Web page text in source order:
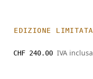
EDIZIONE LIMITATA
CHF 240.00 IVA inclusa